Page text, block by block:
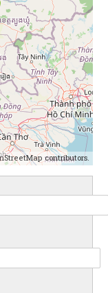
contributors.